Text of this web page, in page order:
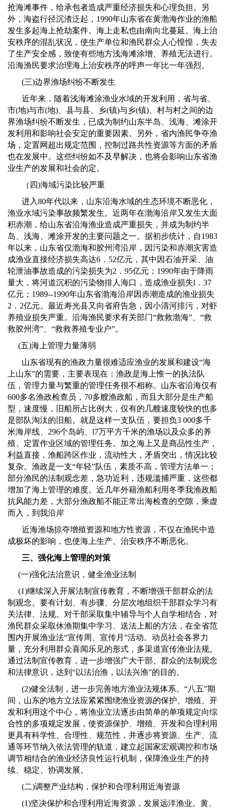
抢海滩事件，给承包者造成严重经济损失和心理负担。另
外，海盗行径沉渣泛起， 1990年山东省在黄渤海作业的渔船
发生多起海上抢劫案件。海上走私也由南向北蔓延。海上治
安秩序的混乱状况，使生产单位和渔民群众人心惶惶，失去
了生产安全感，致使有些地方浅海滩涂增、养殖无法进行。
沿海渔民要求治理海上治安秩序的呼声一年比一年强烈。
(三)边界渔场纠纷不断发生
近年来，随着浅海滩涂渔业水域的开发利用，省与省、
市(地)与市(地) 、县与县、乡(镇)与乡(镇) 、村与村之间的边
界渔场纠纷不断发生，已成为制约山东半岛、浅海、滩涂开
发利用和影响社会安定的重要因素。另外，省内渔民争夺渔
场，定置网超出规定范围，控制过路共性资源等方面的矛盾
也在发展中。这些纠纷如不及早解决，也将会影响山东省渔
业生产的发展和社会的定。
（四)海域污染比较严重
进入80年代以来，山东沿海水域的生态环境不断恶化，
渔业水域污染事故频繁发生。近两年在渤海沿岸又发生大面
积赤潮，给山东省沿海渔业造成严重损失，并成为制约半
岛、浅海、滩涂开发的主要问题之一。据初步统计，自1983
年以来，山东省仅渤海和胶州湾沿岸，因污染和赤潮灾害造
成渔业直接经济损失高达6 ． 52亿元，其中因石油开采、油
轮泄油事故造成的污染损失为2 ． 95亿元； 1990年由于降雨
量大，将河道沉积的污染物排人海口，造成渔业损失l ． 37
亿元； 1989--1990年山东省渤海沿岸因赤潮造成的渔业损失
2 ． 2亿元。最近寿光县又向省府告急，因小清河排污，对虾
养殖业损失严重。沿海渔民要求有关部门“救救渤海” “救
救胶州湾” “救救养殖专业户”。
(五)海上管理力量薄弱
山东省现有的渔政力量很难适应渔业的发展和建设“海
上山东”的需要，主要表现在：渔政是海上惟一的执法队
伍，管理力量与繁重的管理任务很不相称。山东省沿海仅有
600多名渔政检查员， 70多艘渔政船，而且大部分是生产船
型，速度慢，旧船所占比例大，仅有的几艘速度较快的也多
是部队淘汰的旧船。就是这样一支队伍，要担负3 000多千
米海岸线、 296个岛屿、 l7万平方千米的渔场以及众多的养
殖、定置作业区域的管理任务。加之海上又是商品性生产，
利益直接，渔船跨区作业，流动性大，矛盾突出，情况比较
复杂。渔政是一支“年轻”队伍，素质不高，管理方法单一；
部分渔民的法制观念差，急功近利，违规滥捕严重，这些都
增加了海上管理的难度。近几年外籍渔船利用冬季我渔政船
抗风能力差，大部分渔政船不能正常出海检查的空隙，乘虚
而入，到我沿岸
近海渔场掠夺增殖资源和地方性资源，不仅在渔民中造
成极坏的影响，也使海上生产、治安秩序不断恶化。
三、强化海上管理的对策
(一)强化法治意识，健全渔业法制
(1)继续深入开展法制宣传教育，不断增强干部群众的法
制观念。要有计划、有步骤、分层次地组织干部群众学习有
关法律、法规。对干部采取集中辅导与个人自学相结合，对
渔民群众采取休渔期集中学习、送法上船的方法，在全省范
围内开展渔业法“宣传周、宣传月 ”活动。动员社会各界力
量，充分利用群众喜闻乐见的形式，多渠道宣传渔业法规。
通过法制宣传教育，进一步增强广大干部、群众的法制观念
和法律意识，达到“以法治渔，以法兴渔”的目的。
(2)健全法制，进一步完善地方渔业法规体系。 “八五”期
间，山东的地方立法应紧紧围绕渔业资源的保护、增殖、开
发和利用这个中心，将渔业立法逐步由简单的单项规定向综
合性的多项规定发展，使资源保护、增殖、开发和合理利用
更具有科学性、合理性、规范性，并逐步将资源、生产、流
通等环节纳入依法管理的轨道，建立起国家宏观调控和市场
调节相结合的渔业经济良性运行机制，保障渔业生产的持
续、稳定、协调发展。
(二)调整产业结构，保护和合理利用近海资源
(1)坚决保护和合理利用近海资源，发展远洋渔业。黄、